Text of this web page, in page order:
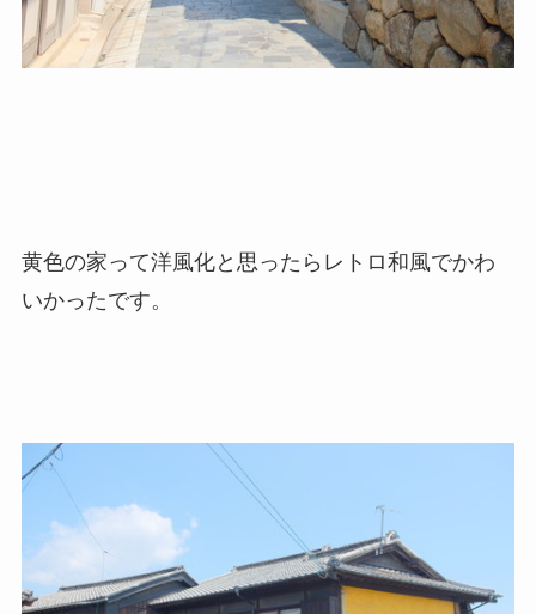
黄色の家って洋風化と思ったらレトロ和風でかわ
いかったです。